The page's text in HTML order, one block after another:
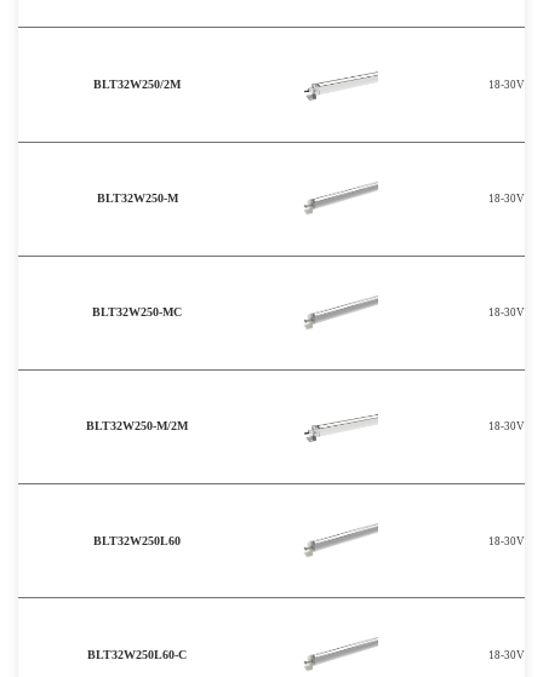
BLT32W250/2M 18-30V
BLT32W250-M 18-30V
BLT32W250-MC 18-30V
BLT32W250-M/2M 18-30V
BLT32W250L60 18-30V
BLT32W250L60-C 18-30V